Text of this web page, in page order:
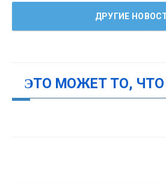
ДРУГИЕ
ЭТО МОЖЕТ ТО,